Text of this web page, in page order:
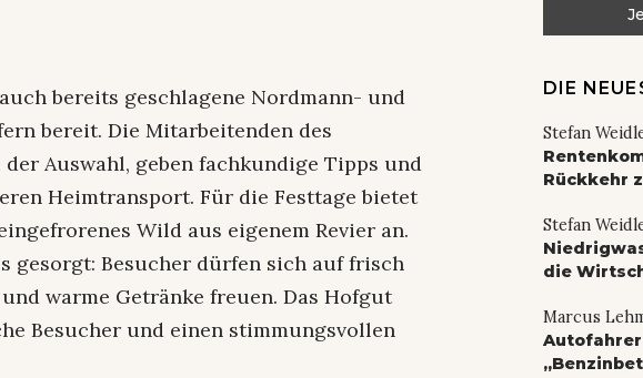
bereits geschlagene Nordmann- und
bereit. Die Mitarbeitenden des
Auswahl, geben fachkundige Tipps und
Heimtransport. Für die Festtage bietet
Wild aus eigenem Revier an.
gesorgt: Besucher dürfen sich auf frisch
warme Getränke freuen. Das Hofgut
Besucher und einen stimmungsvollen
DIE
Stefan
Rückkehr
Stefan
die
Marcus